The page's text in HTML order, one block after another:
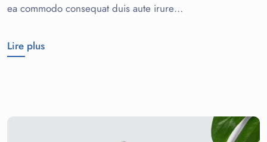
ea commodo consequat duis aute irure…
Lire plus